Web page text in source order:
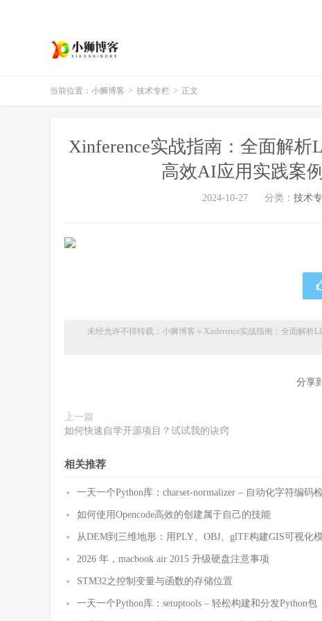
当前位置： 小狮博客 > 技术专栏 > 正文
Xinference实战指南：全面解
高效AI应用实践案
2024-10-27 分类： 技术
未经允许不得转载： 小狮博客 » Xinference实战指南：全面解
分享
上一篇
如何快速自学开源项目？试试我的诀窍
相关推荐
一天一个Python库：charset-normalizer – 自动化字符编码
如何使用Opencode高效的创建属于自己的技能
从DEM到三维地形：用PLY、OBJ、glTF构建GIS可视化
2026 年，macbook air 2015 升级硬盘注意事项
STM32之控制变量与函数的存储位置
一天一个Python库：setuptools – 轻松构建和分发Python包